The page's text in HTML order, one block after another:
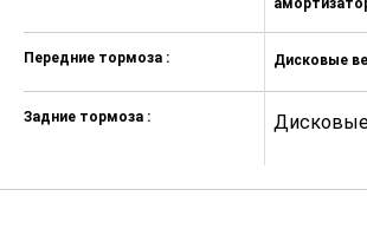
Подстаканники на
консоли (2 шт.)
Передний подлокотник с
для хранения
строчкой
Передние тормоза :
Задние тормоза :
Дисковые